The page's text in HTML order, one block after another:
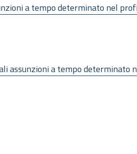
a tempo determinato nel
assunzioni a tempo determinato